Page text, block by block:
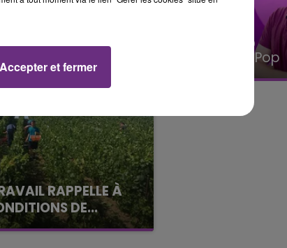
RAPPELLE À
DE...
des vendange
14h00 - 15h00
La Radio Pop
Accepter et fermer